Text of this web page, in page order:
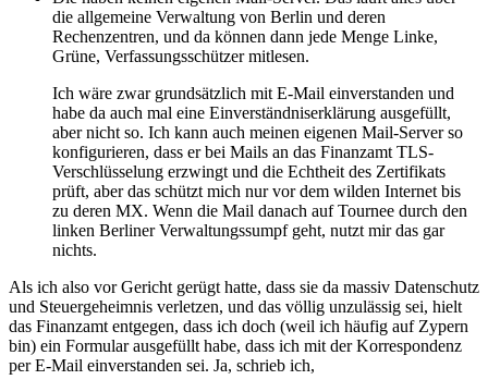
die allgemeine Verwaltung von Berlin und deren
Rechenzentren, und da können dann jede Menge Linke,
Grüne, Verfassungsschützer mitlesen.
Ich wäre zwar grundsätzlich mit E-Mail einverstanden und
habe da auch mal eine Einverständniserklärung ausgefüllt,
aber nicht so. Ich kann auch meinen eigenen Mail-Server so
konfigurieren, dass er bei Mails an das Finanzamt TLS-
Verschlüsselung erzwingt und die Echtheit des Zertifikats
prüft, aber das schützt mich nur vor dem wilden Internet bis
zu deren MX. Wenn die Mail danach auf Tournee durch den
linken Berliner Verwaltungssumpf geht, nutzt mir das gar
nichts.
Als ich also vor Gericht gerügt hatte, dass sie da massiv Datenschutz
und Steuergeheimnis verletzen, und das völlig unzulässig sei, hielt
das Finanzamt entgegen, dass ich doch (weil ich häufig auf Zypern
bin) ein Formular ausgefüllt habe, dass ich mit der Korrespondenz
per E-Mail einverstanden sei. Ja, schrieb ich,